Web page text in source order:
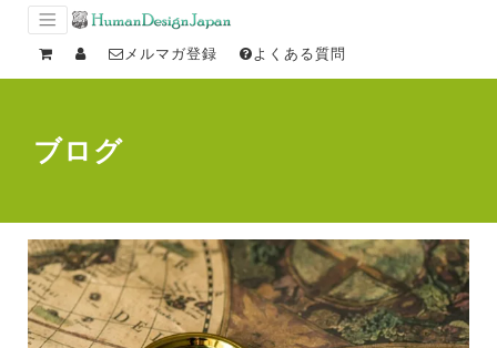
メルマガ登録 よくある質問
ブログ